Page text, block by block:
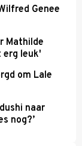
Genee
Mathilde
erg leuk'
om Lale
naar
nog?’